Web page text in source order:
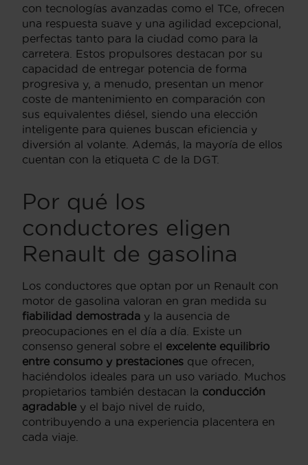
con tecnologías avanzadas como el TCe, ofrecen
una respuesta suave y una agilidad excepcional,
perfectas tanto para la ciudad como para la
carretera. Estos propulsores destacan por su
capacidad de entregar potencia de forma
progresiva y, a menudo, presentan un menor
coste de mantenimiento en comparación con
sus equivalentes diésel, siendo una elección
inteligente para quienes buscan eficiencia y
diversión al volante. Además, la mayoría de ellos
cuentan con la etiqueta C de la DGT.
Por qué los
conductores eligen
Renault de gasolina
Los conductores que optan por un Renault con
motor de gasolina valoran en gran medida su
fiabilidad demostrada y la ausencia de
preocupaciones en el día a día. Existe un
consenso general sobre el excelente equilibrio
entre consumo y prestaciones que ofrecen,
haciéndolos ideales para un uso variado. Muchos
propietarios también destacan la conducción
agradable y el bajo nivel de ruido,
contribuyendo a una experiencia placentera en
cada viaje.